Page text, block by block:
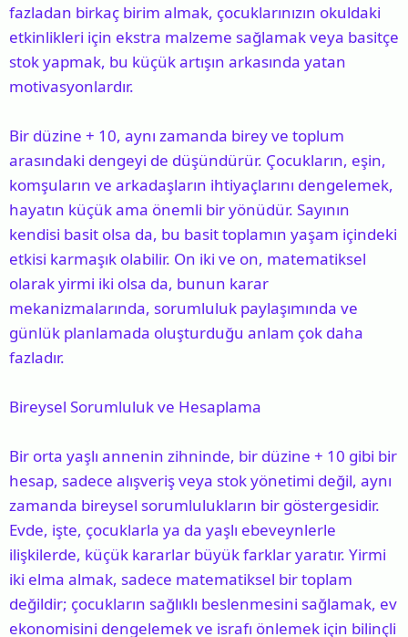
fazladan birkaç birim almak, çocuklarınızın okuldaki
etkinlikleri için ekstra malzeme sağlamak veya basitçe
stok yapmak, bu küçük artışın arkasında yatan
motivasyonlardır.
Bir düzine + 10, aynı zamanda birey ve toplum
arasındaki dengeyi de düşündürür. Çocukların, eşin,
komşuların ve arkadaşların ihtiyaçlarını dengelemek,
hayatın küçük ama önemli bir yönüdür. Sayının
kendisi basit olsa da, bu basit toplamın yaşam içindeki
etkisi karmaşık olabilir. On iki ve on, matematiksel
olarak yirmi iki olsa da, bunun karar
mekanizmalarında, sorumluluk paylaşımında ve
günlük planlamada oluşturduğu anlam çok daha
fazladır.
Bireysel Sorumluluk ve Hesaplama
Bir orta yaşlı annenin zihninde, bir düzine + 10 gibi bir
hesap, sadece alışveriş veya stok yönetimi değil, aynı
zamanda bireysel sorumlulukların bir göstergesidir.
Evde, işte, çocuklarla ya da yaşlı ebeveynlerle
ilişkilerde, küçük kararlar büyük farklar yaratır. Yirmi
iki elma almak, sadece matematiksel bir toplam
değildir; çocukların sağlıklı beslenmesini sağlamak, ev
ekonomisini dengelemek ve israfı önlemek için bilinçli